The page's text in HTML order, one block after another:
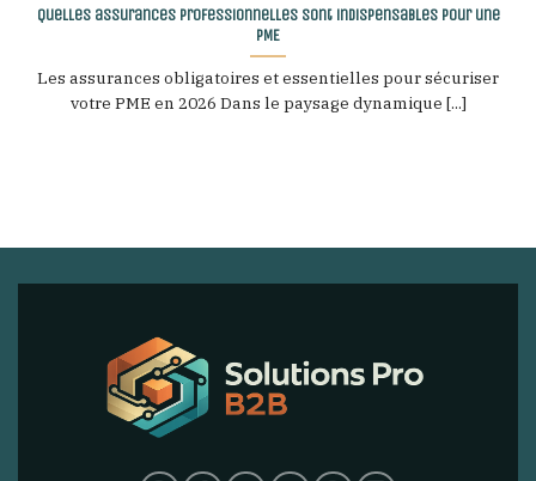
Quelles assurances professionnelles sont indispensables pour une
PME
Les assurances obligatoires et essentielles pour sécuriser
votre PME en 2026 Dans le paysage dynamique [...]